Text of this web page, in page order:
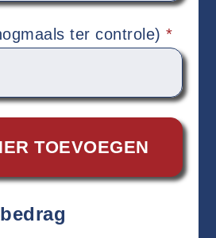
ter controle)*
TOEVOEGEN